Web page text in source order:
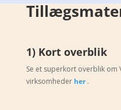
1) Kort overblik
Se et superkort overblik
virksomheder her .